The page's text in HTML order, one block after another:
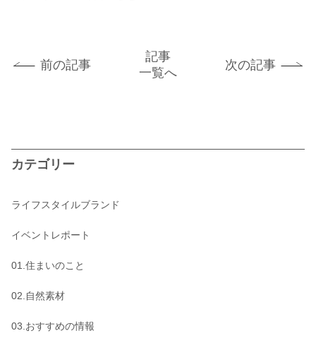
前の記事
記事
一覧へ
次の記事
カテゴリー
ライフスタイルブランド
イベントレポート
01.住まいのこと
02.自然素材
03.おすすめの情報